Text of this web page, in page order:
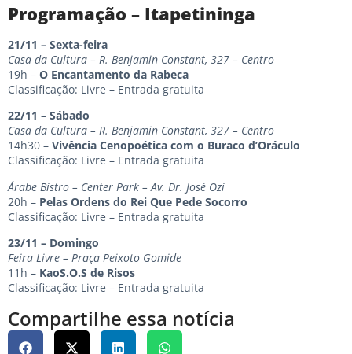
Programação – Itapetininga
21/11 – Sexta-feira
Casa da Cultura – R. Benjamin Constant, 327 – Centro
19h – O Encantamento da Rabeca
Classificação: Livre – Entrada gratuita
22/11 – Sábado
Casa da Cultura – R. Benjamin Constant, 327 – Centro
14h30 – Vivência Cenopoética com o Buraco d’Oráculo
Classificação: Livre – Entrada gratuita
Árabe Bistro – Center Park – Av. Dr. José Ozi
20h – Pelas Ordens do Rei Que Pede Socorro
Classificação: Livre – Entrada gratuita
23/11 – Domingo
Feira Livre – Praça Peixoto Gomide
11h – KaoS.O.S de Risos
Classificação: Livre – Entrada gratuita
Compartilhe essa notícia